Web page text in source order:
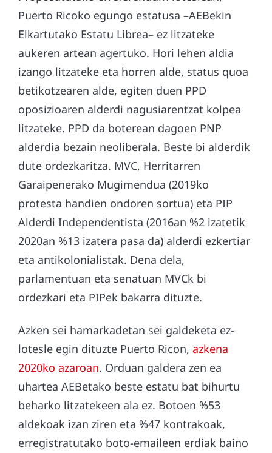
Puerto Ricoko egungo estatusa –AEBekin
Elkartutako Estatu Librea– ez litzateke
aukeren artean agertuko. Hori lehen aldia
izango litzateke eta horren alde, status quoa
betikotzearen alde, egiten duen PPD
oposizioaren alderdi nagusiarentzat kolpea
litzateke. PPD da boterean dagoen PNP
alderdia bezain neoliberala. Beste bi alderdik
dute ordezkaritza. MVC, Herritarren
Garaipenerako Mugimendua (2019ko
protesta handien ondoren sortua) eta PIP
Alderdi Independentista (2016an %2 izatetik
2020an %13 izatera pasa da) alderdi ezkertiar
eta antikolonialistak. Dena dela,
parlamentuan eta senatuan MVCk bi
ordezkari eta PIPek bakarra dituzte.
Azken sei hamarkadetan sei galdeketa ez-
lotesle egin dituzte Puerto Ricon, azkena
2020ko azaroan. Orduan galdera zen ea
uhartea AEBetako beste estatu bat bihurtu
beharko litzatekeen ala ez. Botoen %53
aldekoak izan ziren eta %47 kontrakoak,
erregistratutako boto-emaileen erdiak baino